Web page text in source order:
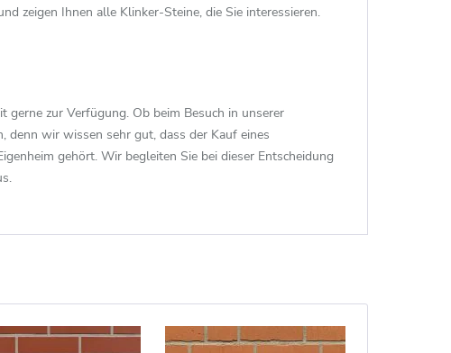
zeigen Ihnen alle Klinker-Steine, die Sie interessieren.
gerne zur Verfügung. Ob beim Besuch in unserer
denn wir wissen sehr gut, dass der Kauf eines
gehört. Wir begleiten Sie bei dieser Entscheidung